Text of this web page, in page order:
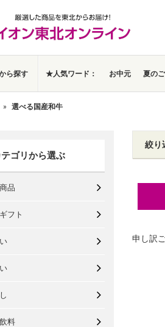
ら探す ★人気ワード： お中元 夏の
選べる国産和牛
ゴリから選ぶ
品
フト
料
絞り
申し訳